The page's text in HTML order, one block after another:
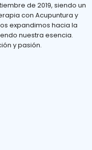
de 2019, siendo un
con Acupuntura y
expandimos hacia la
nuestra esencia.
y pasión.